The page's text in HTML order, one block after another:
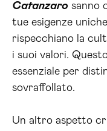
Catanzaro sanno
tue esigenze
rispecchiano la
i suoi valori.
essenziale per
sovraffollato.
Un altro aspetto